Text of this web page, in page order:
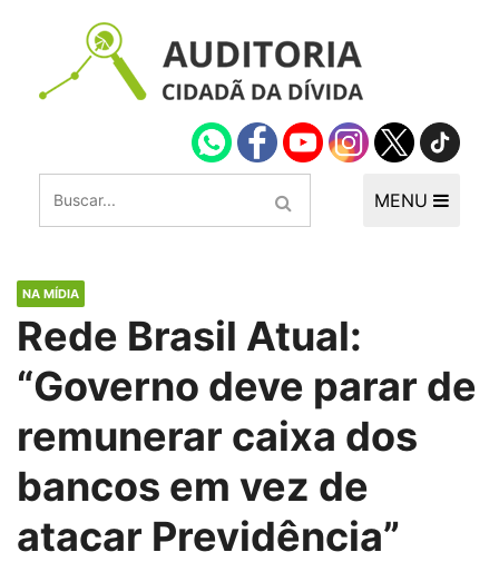
MENU
NA MÍDIA
Rede Brasil Atual:
“Governo deve parar de
remunerar caixa dos
bancos em vez de
atacar Previdência”